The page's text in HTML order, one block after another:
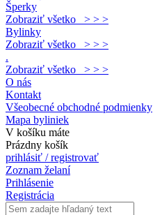
Šperky
Zobraziť všetko > > >
Bylinky
Zobraziť všetko > > >
.
Zobraziť všetko > > >
O nás
Kontakt
Všeobecné obchodné podmienky
Mapa byliniek
V košíku máte
Prázdny košík
prihlásiť / registrovať
Zoznam želaní
Prihlásenie
Registrácia